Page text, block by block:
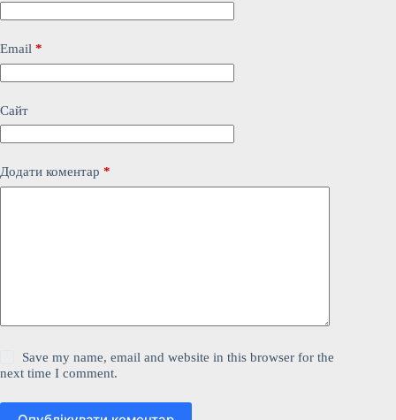
Email *
Сайт
Додати коментар *
Save my name, email and website in this browser for the
next time I comment.